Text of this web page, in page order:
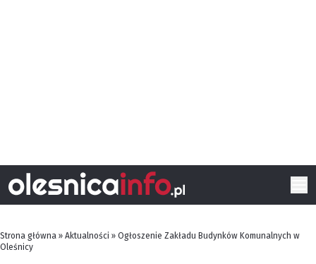
Strona główna » Aktualności » Ogłoszenie Zakładu Budynków Komunalnych w
Oleśnicy